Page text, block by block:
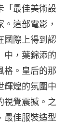
「最佳美術設
這部電影，
國際上得到認
中，葉錦添的
格。皇后的那
輝煌的氛圍中
視覺震撼。之
最佳服裝造型